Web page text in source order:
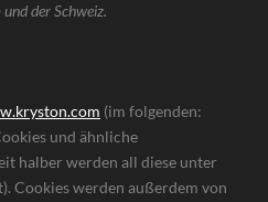
der Schweiz.
(im folgenden:
und ähnliche
halber werden all diese unter
Cookies werden außerdem von